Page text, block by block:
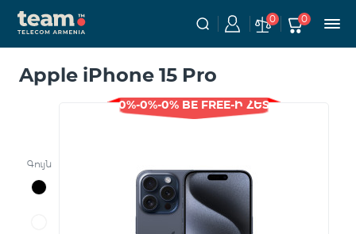
0 0
Apple iPhone 15 Pro
Գույն
0%-0%-0% BE FREE-Ի ՀԵՏ